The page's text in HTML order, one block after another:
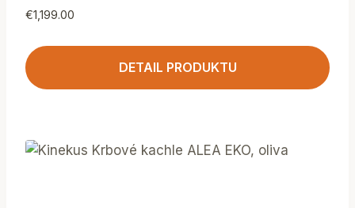
€1,199.00
DETAIL PRODUKTU